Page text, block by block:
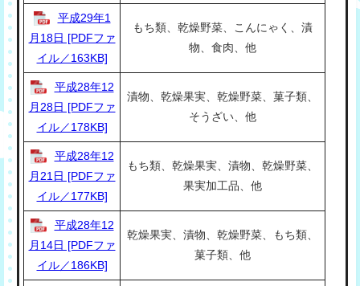
平成29年1
月18日 [PDFファ
イル／163KB]
もち類、乾燥野菜、こんにゃく、漬
物、食肉、他
平成28年12
月28日 [PDFファ
イル／178KB]
漬物、乾燥果実、乾燥野菜、菓子類、
そうざい、他
平成28年12
月21日 [PDFファ
イル／177KB]
もち類、乾燥果実、漬物、乾燥野菜、
果実加工品、他
平成28年12
月14日 [PDFファ
イル／186KB]
乾燥果実、漬物、乾燥野菜、もち類、
菓子類、他